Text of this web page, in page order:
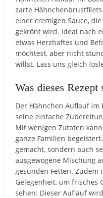
zarte
einer cremigen Sauce,
gekrönt wird. Ideal nach
etwas Herzhaftes und
möchtest, aber nicht
willst. Lass uns gleich
Was dieses Rezept
Der Hähnchen Auflauf
seine einfache
Mit wenigen Zutaten
ganze Familien
gemacht, sondern auch
ausgewogene Mischung
gesunden Fetten. Zudem
Gelegenheit, um frisches
sehen: Dieser Auflauf